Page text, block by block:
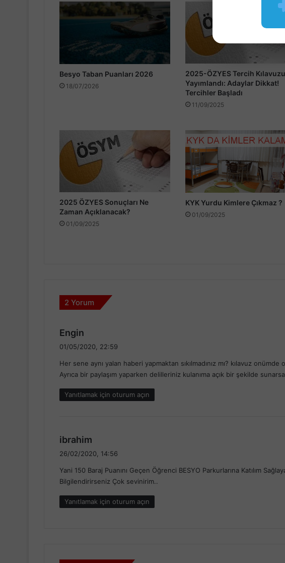
Besyo Taban Puanları 2026
18/07/2026
2025-ÖZYES Tercih Kılavuzu
Yayımlandı: Adaylar Dikkat!
Tercihler Başladı
11/09/2025
2025 ÖZYES Sonuçları Ne
Zaman Açıklanacak?
01/09/2025
KYK Yurdu Kimlere Çıkmaz ?
01/09/2025
2 Yorum
Engin
i
k
i
:
01/05/2020, 22:59
Her sene aynı yalan haberi yapmaktan sıkılmadınız mı? kılavuz onümde
Ayrıca bir paylaşım yaparken delilleriniz kulanıma açık bir şekilde
Yanıtlamak için oturum açın
ibrahim
i
k
i
:
26/02/2020, 14:56
Yani 150 Baraj Puanını Geçen Öğrenci BESYO Parkurlarına Katılım
Bilgilendirirseniz Çok sevinirim..
Yanıtlamak için oturum açın